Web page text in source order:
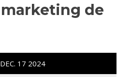
marketing de
DEC. 17 2024